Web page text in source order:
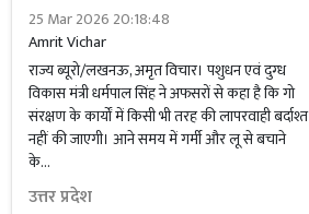
25 Mar 2026 20:18:48
Amrit Vichar
राज्य ब्यूरो/लखनऊ, अमृत विचार। पशुधन एवं दुग्ध
विकास मंत्री धर्मपाल सिंह ने अफसरों से कहा है कि गो
संरक्षण के कार्यों में किसी भी तरह की लापरवाही बर्दाश्त
नहीं की जाएगी। आने समय में गर्मी और लू से बचाने
के...
उत्तर प्रदेश